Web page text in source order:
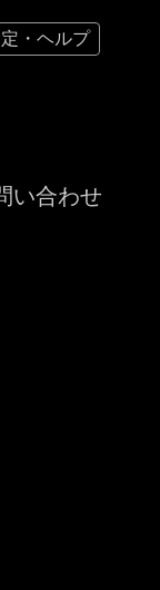
・ヘルプ
い合わせ